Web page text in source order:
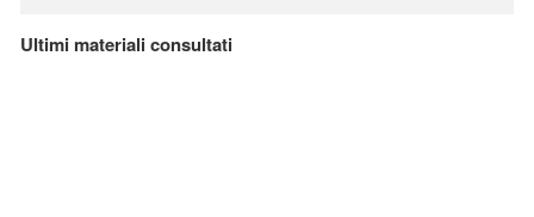
Ultimi materiali consultati